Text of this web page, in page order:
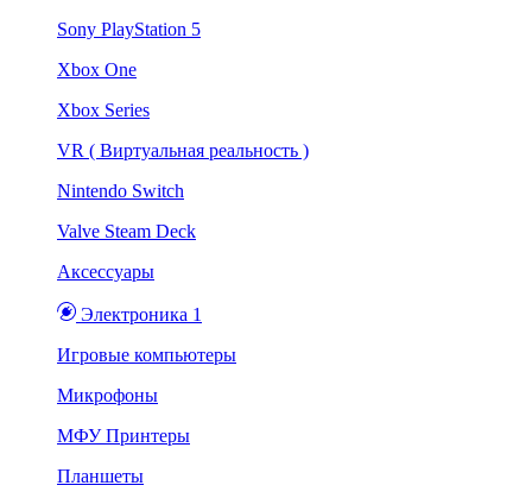
Sony PlayStation 5
Xbox One
Xbox Series
VR ( Виртуальная реальность )
Nintendo Switch
Valve Steam Deck
Аксессуары
Электроника 1
Игровые компьютеры
Микрофоны
МФУ Принтеры
Планшеты